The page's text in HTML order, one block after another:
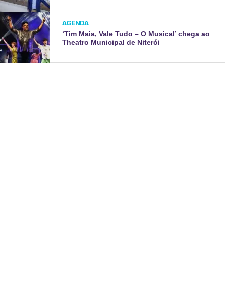
AGENDA
‘Tim Maia, Vale Tudo – O Musical’ chega ao
Theatro Municipal de Niterói